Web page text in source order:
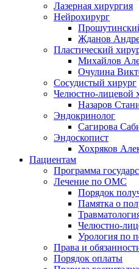
Лазерная хирургия
Нейрохирург
Жданов
Пластический
Михайлов
Очулина
Сосудистый хирург
Челюстно-лицевой
Назаров
Эндокринолог
Сагирова
Эндоскопист
Хохряков
Пациентам
Программа
Лечение по ОМС
Порядок
Памятка о
Челюстно-
Урология по
Права и
Порядок оплаты